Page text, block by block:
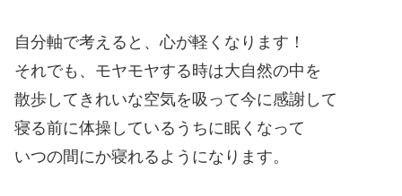
自分軸で考えると、心が軽くなります！
それでも、モヤモヤする時は大自然の中を
散歩してきれいな空気を吸って今に感謝して
寝る前に体操しているうちに眠くなって
いつの間にか寝れるようになります。